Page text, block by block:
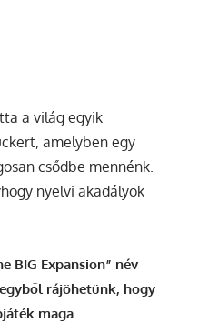
a világ egyik
amelyben egy
csődbe mennénk.
nyelvi akadályok
BIG Expansion” név
rájöhetünk, hogy
maga.